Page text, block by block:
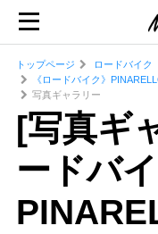
トップページ
ロードバイク
《ロードバイク》
写真ギャラリー
[写真ギ
ードバイ